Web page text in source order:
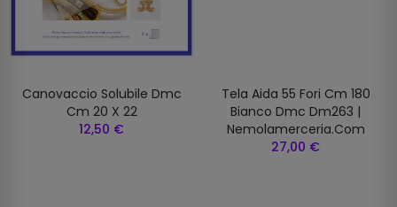
Canovaccio Solubile Dmc
Cm 20 X 22
12,50 €
Tela Aida 55 Fori Cm 180
Bianco Dmc Dm263 |
Nemolamerceria.com
27,00 €